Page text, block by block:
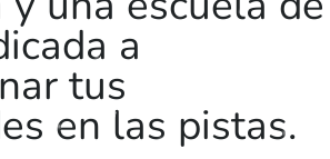
a
tus
en las pistas.